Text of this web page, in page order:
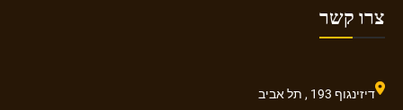
צרו קשר
דיזינגוף 193 , תל אביב